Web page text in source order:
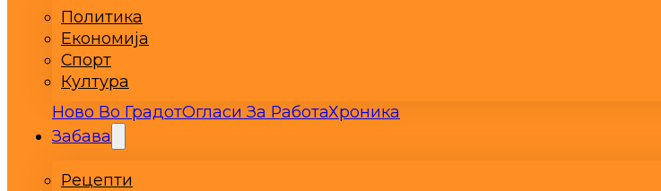
Политика
Економија
Спорт
Култура
Ново Во ГрадотОгласи За РаботаХроника
Забава
Рецепти